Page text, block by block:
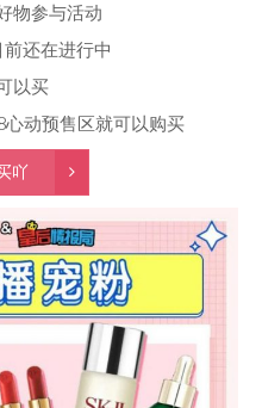
物参与活动
还在进行中
以买
心动预售区就可以购买
吖